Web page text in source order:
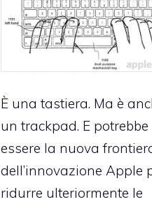
È una tastiera. Ma è
un trackpad. E potrebbe
essere la nuova
dell’innovazione Apple
ridurre ulteriormente le